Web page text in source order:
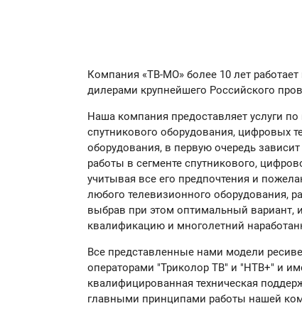
Компания «ТВ-МО» более 10 лет
дилерами крупнейшего Российского
Наша компания предоставляет услуги
спутникового оборудования, цифровых
оборудования, в первую очередь
работы в сегменте спутникового,
учитывая все его предпочтения и
любого телевизионного оборудования,
выбрав при этом оптимальный вариант,
квалификацию и многолетний
Все представленные нами модели
операторами "Триколор ТВ" и "НТВ+" и
квалифицированная техническая
главными принципами работы нашей